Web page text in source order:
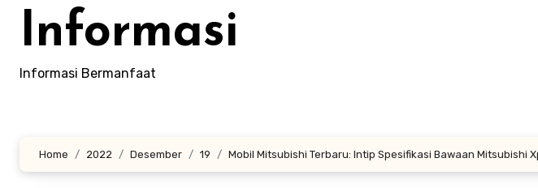
Informasi
Informasi Bermanfaat
Home 2022 Desember 19 Mobil Mitsubishi Terbaru: Intip Spesifikasi Bawaan Mitsubishi